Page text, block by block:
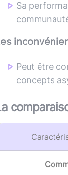
Sa
Peut être
concepts